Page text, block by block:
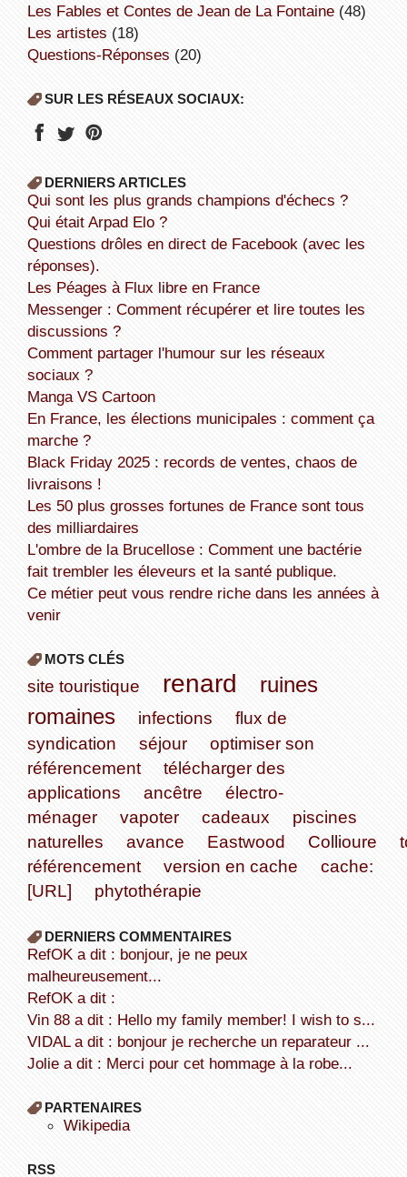
Les Fables et Contes de Jean de La Fontaine(48)
Les artistes (18)
Questions-Réponses (20)
SUR LES RÉSEAUX SOCIAUX:
DERNIERS ARTICLES
Qui sont les plus grands champions d'échecs ?
Qui était Arpad Elo ?
Questions drôles en direct de Facebook (avec les
réponses).
Les Péages à Flux libre en France
Messenger : Comment récupérer et lire toutes les
discussions ?
Comment partager l'humour sur les réseaux
sociaux ?
Manga VS Cartoon
En France, les élections municipales : comment ça
marche ?
Black Friday 2025 : records de ventes, chaos de
livraisons !
Les 50 plus grosses fortunes de France sont tous
des milliardaires
L'ombre de la Brucellose : Comment une bactérie
fait trembler les éleveurs et la santé publique.
Ce métier peut vous rendre riche dans les années à
venir
MOTS CLÉS
site touristique renard
ruines
romaines
infections
flux de
syndication
séjour
optimiser son
référencement
télécharger des
applications
ancêtre
électro-
ménager
vapoter cadeaux
piscines
naturelles
avance Eastwood Collioure
référencement
version en cache
cache:
[URL]
phytothérapie
DERNIERS COMMENTAIRES
refOK a dit : bonjour, je ne peux
malheureusement...
refOK a dit :
Vin 88 a dit : Hello my family member! I wish to s...
VIDAL a dit : bonjour je recherche un reparateur ...
Jolie a dit : Merci pour cet hommage à la robe...
PARTENAIRES
wikipedia
RSS